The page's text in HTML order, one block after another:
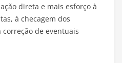
direta e mais esforço à
à checagem dos
de eventuais